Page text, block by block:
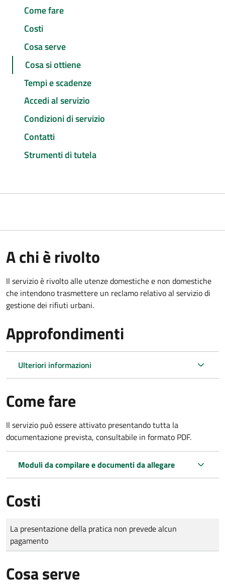
Come fare
Costi
Cosa serve
Cosa si ottiene
Tempi e scadenze
Accedi al servizio
Condizioni di servizio
Contatti
Strumenti di tutela
A chi è rivolto
Il servizio è rivolto alle utenze domestiche e non domestiche
che intendono trasmettere un reclamo relativo al servizio di
gestione dei rifiuti urbani.
Approfondimenti
Ulteriori informazioni
Come fare
Il servizio può essere attivato presentando tutta la
documentazione prevista, consultabile in formato PDF.
Moduli da compilare e documenti da allegare
Costi
Tipo di pagamento
Importo
La presentazione della pratica non prevede alcun
pagamento
Cosa serve